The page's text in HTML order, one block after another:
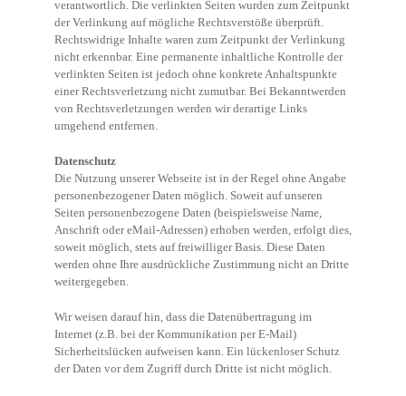
verantwortlich. Die verlinkten Seiten wurden zum Zeitpunkt
der Verlinkung auf mögliche Rechtsverstöße überprüft.
Rechtswidrige Inhalte waren zum Zeitpunkt der Verlinkung
nicht erkennbar. Eine permanente inhaltliche Kontrolle der
verlinkten Seiten ist jedoch ohne konkrete Anhaltspunkte
einer Rechtsverletzung nicht zumutbar. Bei Bekanntwerden
von Rechtsverletzungen werden wir derartige Links
umgehend entfernen.
Datenschutz
Die Nutzung unserer Webseite ist in der Regel ohne Angabe
personenbezogener Daten möglich. Soweit auf unseren
Seiten personenbezogene Daten (beispielsweise Name,
Anschrift oder eMail-Adressen) erhoben werden, erfolgt dies,
soweit möglich, stets auf freiwilliger Basis. Diese Daten
werden ohne Ihre ausdrückliche Zustimmung nicht an Dritte
weitergegeben.
Wir weisen darauf hin, dass die Datenübertragung im
Internet (z.B. bei der Kommunikation per E-Mail)
Sicherheitslücken aufweisen kann. Ein lückenloser Schutz
der Daten vor dem Zugriff durch Dritte ist nicht möglich.